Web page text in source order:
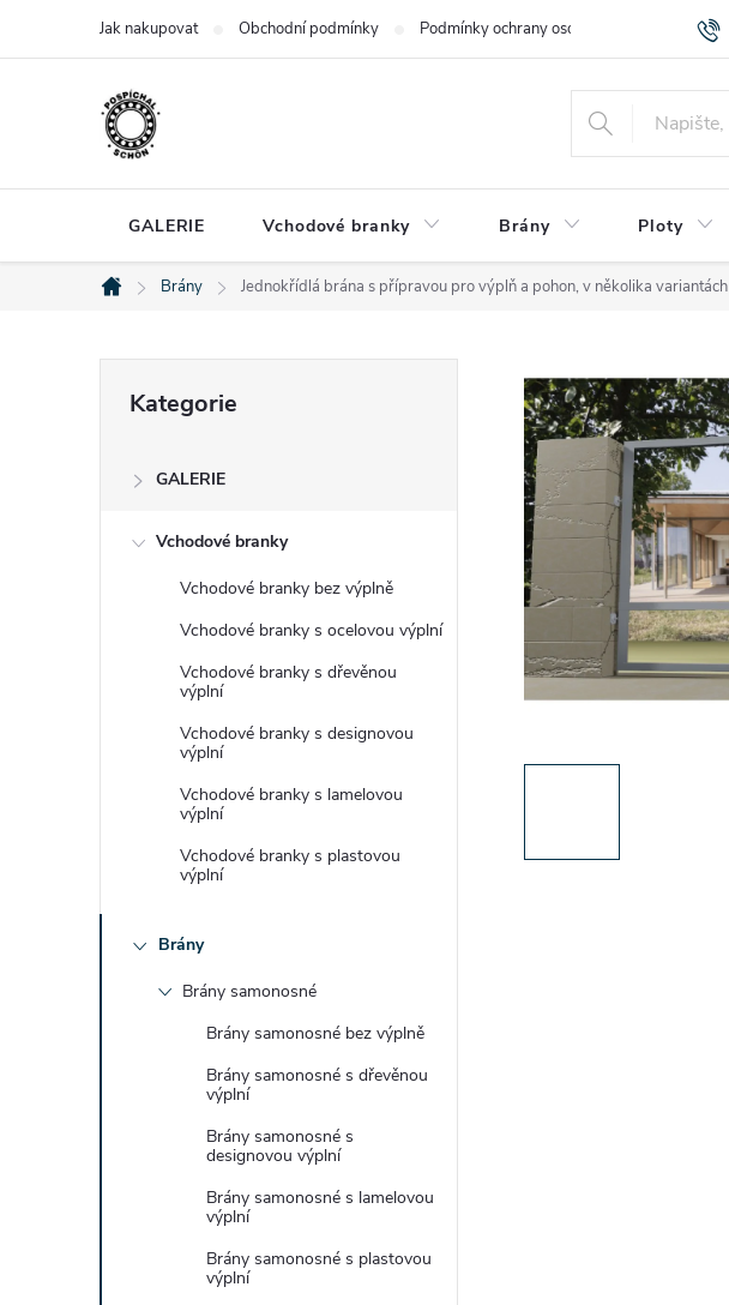
Jak nakupovat Obchodní podmínky Podmínky ochrany osobních údajů
GALERIE Vchodové branky Brány Ploty
Domů
Brány Jednokřídlá brána s přípravou pro výplň a pohon, v několika variantách
p
kategorie
Kategorie
GALERIE
Vchodové branky
Vchodové branky bez výplně
Vchodové branky s ocelovou výplní
Vchodové branky s dřevěnou
výplní
Vchodové branky s designovou
výplní
Vchodové branky s lamelovou
výplní
Vchodové branky s plastovou
výplní
Brány
Brány samonosné
Brány samonosné bez výplně
Brány samonosné s dřevěnou
výplní
Brány samonosné s
designovou výplní
Brány samonosné s lamelovou
výplní
Brány samonosné s plastovou
výplní